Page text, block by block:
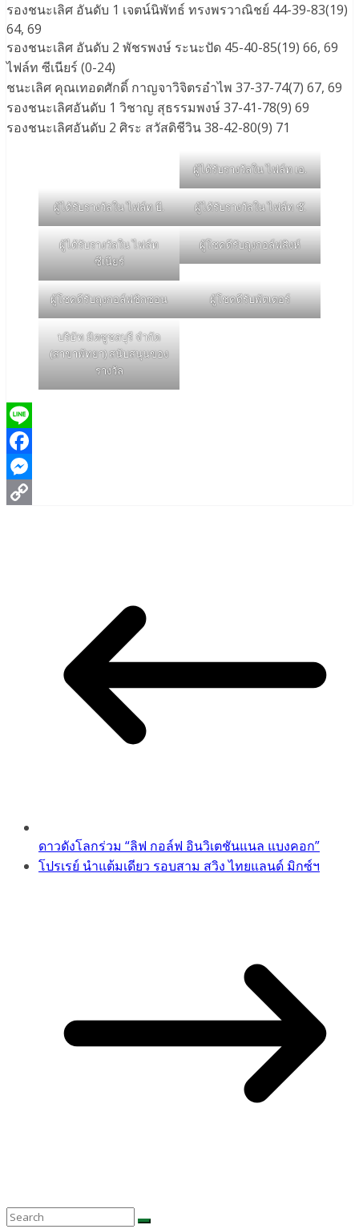
รองชนะเลิศ อันดับ 1 เจตน์นิพัทธ์ ทรงพรวาณิชย์ 44-39-83(19)
64, 69
รองชนะเลิศ อันดับ 2 พัชรพงษ์ ระนะปัด 45-40-85(19) 66, 69
ไฟล์ท ซีเนียร์ (0-24)
ชนะเลิศ คุณเทอดศักดิ์ กาญจาวิจิตรอำไพ 37-37-74(7) 67, 69
รองชนะเลิศอันดับ 1 วิชาญ สุธรรมพงษ์ 37-41-78(9) 69
รองชนะเลิศอันดับ 2 ศิระ สวัสดิชีวิน 38-42-80(9) 71
ผู้ได้รับรางวัลใน ไฟล์ท เอ.
ผู้ได้รับรางวัลใน ไฟล์ท บี. ผู้ได้รับรางวัลใน ไฟล์ท ซ๊.
ผู้ได้รับรางวัลใน ไฟล์ท
ซีเนียร์
ผู้โชคดีรับถุงกอล์ฟสิงห์
ผู้โชคดีรับถุงกอล์ฟซิกซอน ผู้โชคดีรับพัตเตอร์
บริษัท มิตซูชลบุรี จำกัด
(สาขาพัทยา) สนับสนุนของ
รางวัล
Line
Facebook
Messenger
ดาวดังโลกร่วม “ลิฟ กอล์ฟ อินวิเตชันแนล แบงคอก”
โปรเรย์ นำแต้มเดียว รอบสาม สวิง ไทยแลนด์ มิกซ์ฯ